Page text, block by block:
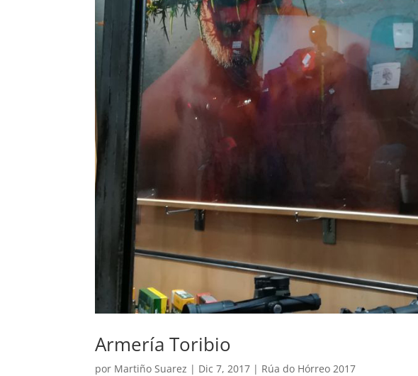
Armería Toribio
por Martiño Suarez | Dic 7, 2017 | Rúa do Hórreo 2017